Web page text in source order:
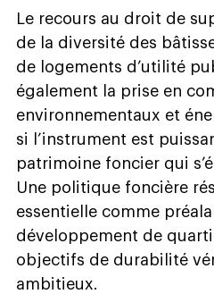
Le recours au droit de
de la diversité des
de logements d’utilité
également la prise en
environnementaux et
si l’instrument est
patrimoine foncier qui
Une politique foncière
essentielle comme
développement de
objectifs de durabilité
ambitieux.